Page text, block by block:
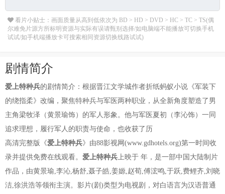
看片小贴士：画面质量从高到低依次为 BD > HD > DVD > HC > TC > TS(偶
尔难免片源方所标明资源与实际有误请甄别选择/如电脑端不能播放可切换手机
试试/如手机端播放卡可搜索相同资源切换线路试试)
剧情简介
爱上特种兵的剧情简介：根据晋江文学城作者折纸蚂蚁小说《军装下
的绕指柔》改编，聚焦特种兵与军医两种职业，从全新角度塑造了男
主角梁牧泽（黄景瑜饰）的军人形象。他与军医夏初（李沁饰）一同
追求理想，履行军人的职责与使命，也收获了历
高清完整版《爱上特种兵》由88影视网(www.gdhotels.org)第一时间收
录并提供免费在线观看。 爱上特种兵上映于 年，是一部中国大陆制片
作品，由黄景瑜,李沁,杨舒,聂子皓,姜嫄,赵荀,傅浤鸣,于跃,费鲤齐,刘晓
洁,徐洪浩等领衔主演。影片(剧)类型为电视剧，对白语言为汉语普通